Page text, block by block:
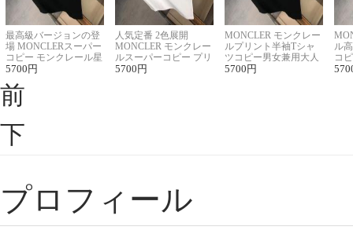
最高級バージョンの登
場 MONCLERスーパー
コピー モンクレール星
座半袖Tシャツ
5700 円
人気定番 2色展開
MONCLER モンクレー
ルスーパーコピー プリ
ント半袖Tシャツ
5700 円
MONCLER モンクレー
ルプリント半袖Tシャ
ツコピー男女兼用大人
可愛い春夏コーデ
5700 円
ル
コ
ィ
前
下
プロフィール